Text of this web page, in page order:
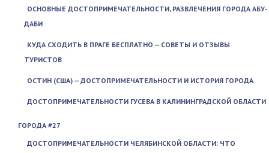
ОСНОВНЫЕ ДОСТОПРИМЕЧАТЕЛЬНОСТИ, РАЗВЛЕЧЕНИЯ ГОРОДА АБУ-
ДАБИ
КУДА СХОДИТЬ В ПРАГЕ БЕСПЛАТНО — СОВЕТЫ И ОТЗЫВЫ
ТУРИСТОВ
ОСТИН (США) — ДОСТОПРИМЕЧАТЕЛЬНОСТИ И ИСТОРИЯ ГОРОДА
ДОСТОПРИМЕЧАТЕЛЬНОСТИ ГУСЕВА В КАЛИНИНГРАДСКОЙ ОБЛАСТИ
ГОРОДА #27
ДОСТОПРИМЕЧАТЕЛЬНОСТИ ЧЕЛЯБИНСКОЙ ОБЛАСТИ: ЧТО